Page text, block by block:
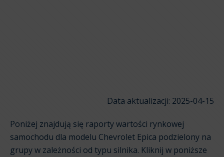
Data aktualizacji: 2025-04-15
Poniżej znajdują się raporty wartości rynkowej
samochodu dla modelu Chevrolet Epica podzielony na
grupy w zależności od typu silnika. Kliknij w poniższe